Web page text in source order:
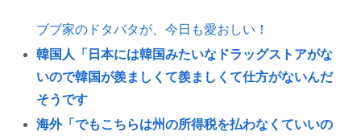
ブブ家のドタバタが、今日も愛おしい！
韓国人「日本には韓国みたいなドラッグストアがな
いので韓国が羨ましくて羨ましくて仕方がないんだ
そうです
海外「でもこちらは州の所得税を払わなくていいの